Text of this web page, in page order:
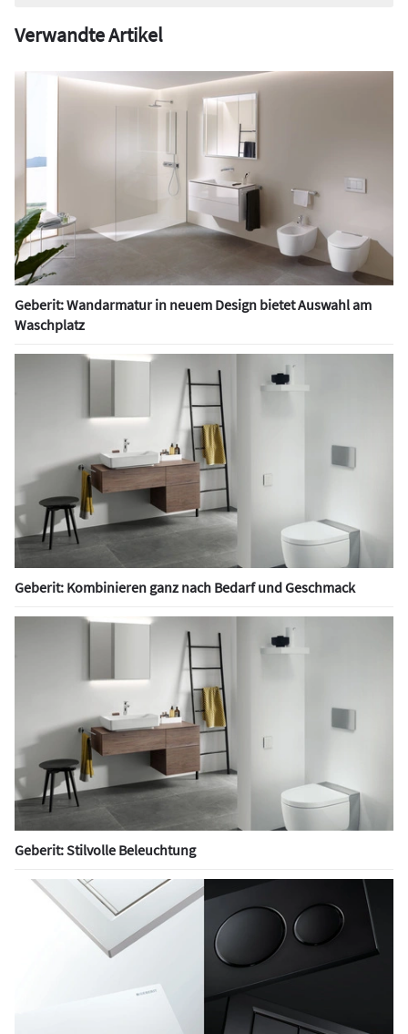
Verwandte Artikel
Geberit: Wandarmatur in neuem Design bietet Auswahl am
Waschplatz
Geberit: Kombinieren ganz nach Bedarf und Geschmack
Geberit: Stilvolle Beleuchtung